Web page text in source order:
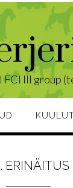
FCI III group
ERINÄITUS